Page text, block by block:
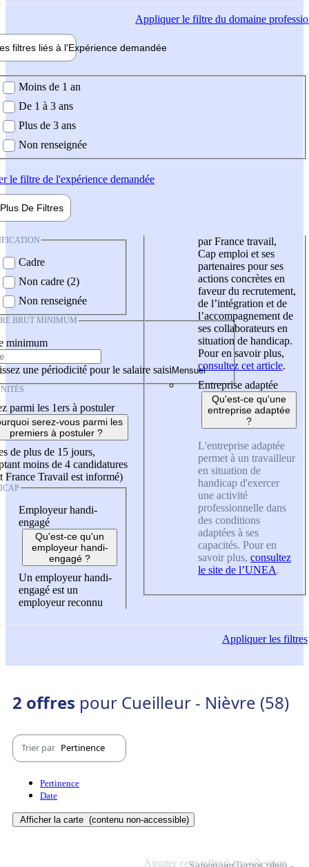
Appliquerle filtre du domaine
filtres liés à l'Expérience demandée
demandée
Moins de 1 an
De 1 à 3 ans
Plus de 3 ans
Non renseignée
le filtre de l'expérience demandée
Plus De Filtres
Cadre
Non cadre (2)
Non renseignée
BRUT MINIMUM
minimum
une périodicité pour le salaire saisi
parmi les 1ers à postuler
serez-vous parmi les
premiers à postuler ?
de plus de 15 jours,
moins de 4 candidatures
France Travail est informé)
Employeur handi-
engagé
Qu'est-ce qu'un
employeur handi-
engagé ?
Un employeur handi-
engagé est un
employeur reconnu
par France travail,
Cap emploi et ses
partenaires pour ses
actions concrètes en
faveur du recrutement,
de l’intégration et de
l’accompagnement de
ses collaborateurs en
situation de handicap.
Pour en savoir plus,
consultez cet article.
Entreprise adaptée
Qu'est-ce qu'une
entreprise adaptée
?
L'entreprise adaptée
permet à un travailleur
en situation de
handicap d'exercer
une activité
professionnelle dans
des conditions
adaptées à ses
capacités. Pour en
savoir plus, consultez
le site de l’UNEA.
Appliquerles filtres
2 offres pour Cueilleur - Nièvre (58)
Trier par Pertinence
Pertinence
Date
Afficher la carte (contenu non-accessible)
Ajouter cette offre à ma sélection